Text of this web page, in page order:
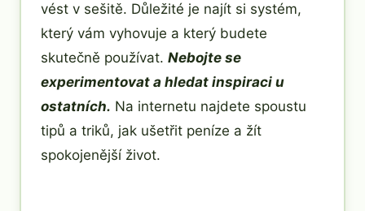
vést v sešitě. Důležité je najít si systém,
který vám vyhovuje a který budete
skutečně používat. Nebojte se
experimentovat a hledat inspiraci u
ostatních. Na internetu najdete spoustu
tipů a triků, jak ušetřit peníze a žít
spokojenější život.